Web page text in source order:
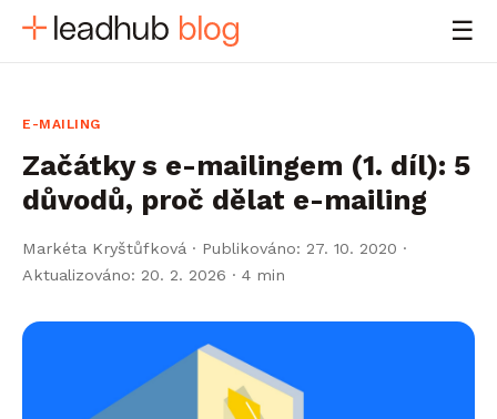
☰
E-MAILING
Začátky s e-mailingem (1. díl): 5
důvodů, proč dělat e-mailing
Markéta Kryštůfková · Publikováno: 27. 10. 2020 ·
Aktualizováno: 20. 2. 2026 · 4 min